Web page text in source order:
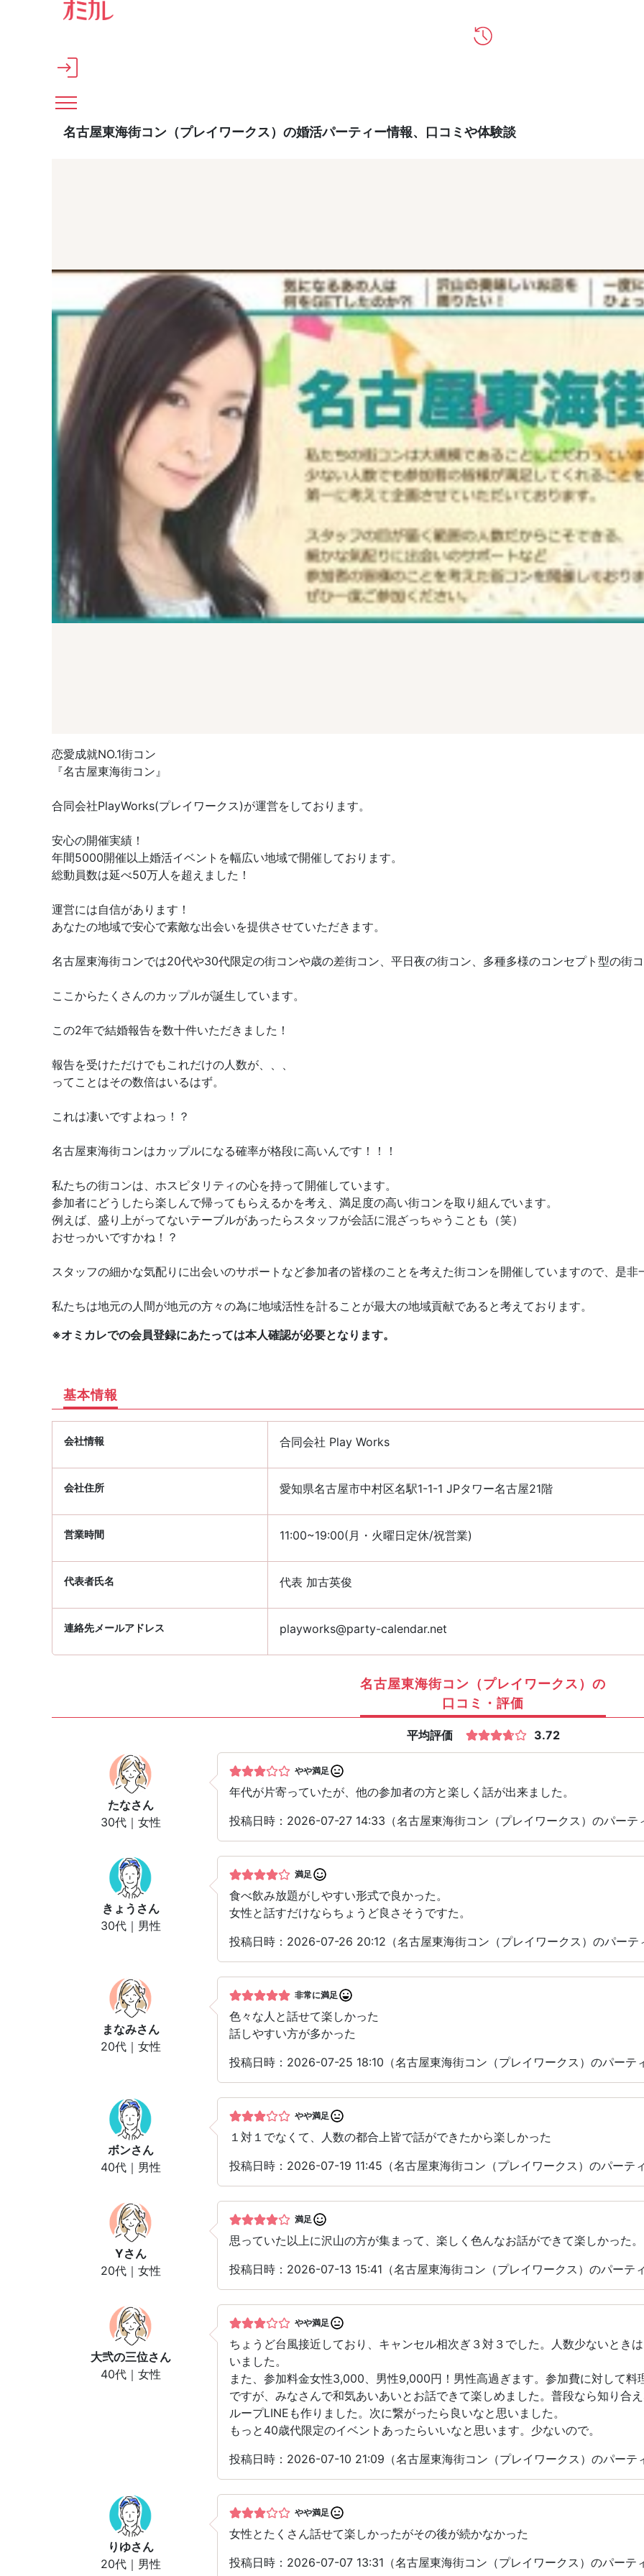
メインコンテンツへスキップ
名古屋東海街コン（プレイワークス）の婚活パーティー情報、口コミや体験談
恋愛成就NO.1街コン
『名古屋東海街コン』
合同会社PlayWorks(プレイワークス)が運営をしております。
安心の開催実績！
年間5000開催以上婚活イベントを幅広い地域で開催しております。
総動員数は延べ50万人を超えました！
運営には自信があります！
あなたの地域で安心で素敵な出会いを提供させていただきます。
名古屋東海街コンでは20代や30代限定の街コンや歳の差街コン、平日夜の街コン、多種多様のコンセプト型の街
ここからたくさんのカップルが誕生しています。
この2年で結婚報告を数十件いただきました！
報告を受けただけでもこれだけの人数が、、、
ってことはその数倍はいるはず。
これは凄いですよねっ！？
名古屋東海街コンはカップルになる確率が格段に高いんです！！！
私たちの街コンは、ホスピタリティの心を持って開催しています。
参加者にどうしたら楽しんで帰ってもらえるかを考え、満足度の高い街コンを取り組んでいます。
例えば、盛り上がってないテーブルがあったらスタッフが会話に混ざっちゃうことも（笑）
おせっかいですかね！？
スタッフの細かな気配りに出会いのサポートなど参加者の皆様のことを考えた街コンを開催していますので、是非
私たちは地元の人間が地元の方々の為に地域活性を計ることが最大の地域貢献であると考えております。
※オミカレでの会員登録にあたっては本人確認が必要となります。
基本情報
会社情報 合同会社 Play Works
会社住所 愛知県名古屋市中村区名駅1-1-1 JPタワー名古屋21階
営業時間 11:00~19:00(月・火曜日定休/祝営業)
代表者氏名 代表 加古英俊
連絡先メールアドレス playworks@party-calendar.net
名古屋東海街コン（プレイワークス）の
口コミ・評価
平均評価 3.72
たなさん
30代｜女性
やや満足
年代が片寄っていたが、他の参加者の方と楽しく話が出来ました。
投稿日時：2026-07-27 14:33（名古屋東海街コン（プレイワークス）のパーテ
きょう さん
30代｜男性
満足
食べ飲み放題がしやすい形式で良かった。
女性と話すだけならちょうど良さそうですた。
投稿日時：2026-07-26 20:12（名古屋東海街コン（プレイワークス）のパーテ
まなみさん
20代｜女性
非常に満足
色々な人と話せて楽しかった
話しやすい方が多かった
投稿日時：2026-07-25 18:10（名古屋東海街コン（プレイワークス）のパーテ
ボンさん
40代｜男性
やや満足
１対１でなくて、人数の都合上皆で話ができたから楽しかった
投稿日時：2026-07-19 11:45（名古屋東海街コン（プレイワークス）のパーティ
Yさん
20代｜女性
満足
思っていた以上に沢山の方が集まって、楽しく色んなお話ができて楽しかった。
投稿日時：2026-07-13 15:41（名古屋東海街コン（プレイワークス）のパーティ
大弐の三位さん
40代｜女性
やや満足
ちょうど台風接近しており、キャンセル相次ぎ３対３でした。人数少ないとき
いました。
また、参加料金女性3,000、男性9,000円！男性高過ぎます。参加費に対して料
ですが、みなさんで和気あいあいとお話できて楽しめました。普段なら知り合
ループLINEも作りました。次に繋がったら良いなと思いました。
もっと40歳代限定のイベントあったらいいなと思います。少ないので。
投稿日時：2026-07-10 21:09（名古屋東海街コン（プレイワークス）のパーテ
りゆさん
20代｜男性
やや満足
女性とたくさん話せて楽しかったがその後が続かなかった
投稿日時：2026-07-07 13:31（名古屋東海街コン（プレイワークス）のパーテ